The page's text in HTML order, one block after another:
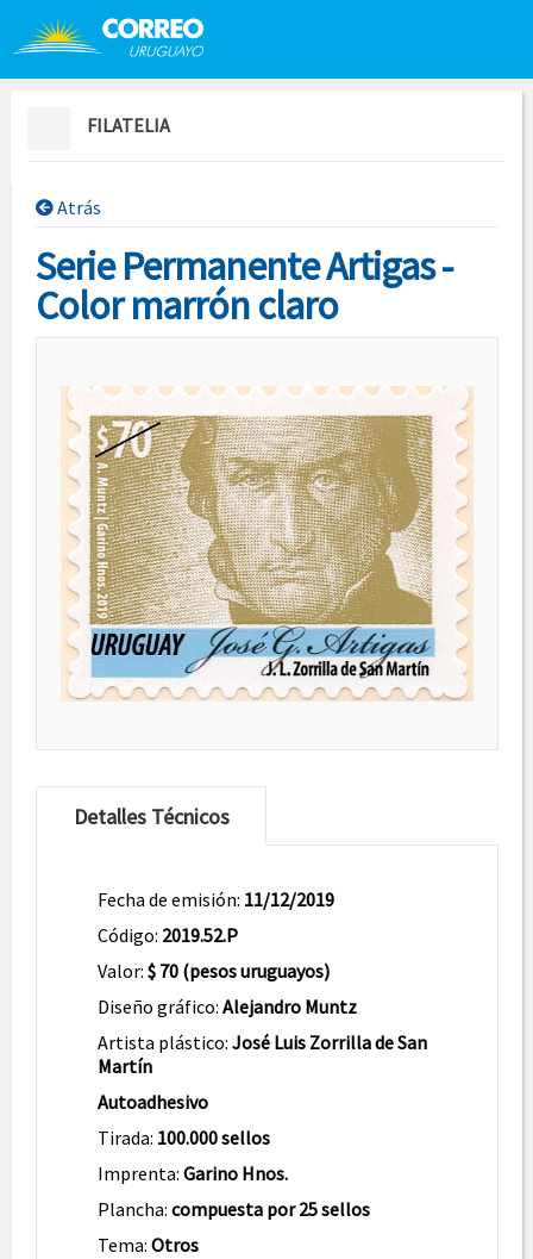
Saltar al contenido
FILATELIA
Atrás
Serie Permanente Artigas -
Color marrón claro
Detalles Técnicos
Fecha de emisión: 11/12/2019
Código: 2019.52.P
Valor: $ 70 (pesos uruguayos)
Diseño gráfico: Alejandro Muntz
Artista plástico: José Luis Zorrilla de San
Martín
Autoadhesivo
Tirada: 100.000 sellos
Imprenta: Garino Hnos.
Plancha: compuesta por 25 sellos
Tema: Otros